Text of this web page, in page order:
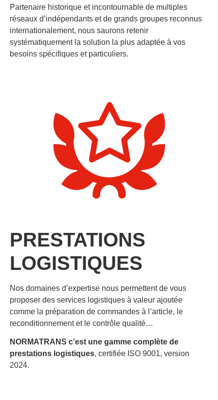
Partenaire historique et incontournable de multiples
réseaux d’indépendants et de grands groupes reconnus
internationalement, nous saurons retenir
systématiquement la solution la plus adaptée à vos
besoins spécifiques et particuliers.
PRESTATIONS
LOGISTIQUES
Nos domaines d’expertise nous permettent de vous
proposer des services logistiques à valeur ajoutée
comme la préparation de commandes à l’article, le
reconditionnement et le contrôle qualité…
NORMATRANS c’est une gamme complète de
prestations logistiques, certifiée ISO 9001, version
2024.